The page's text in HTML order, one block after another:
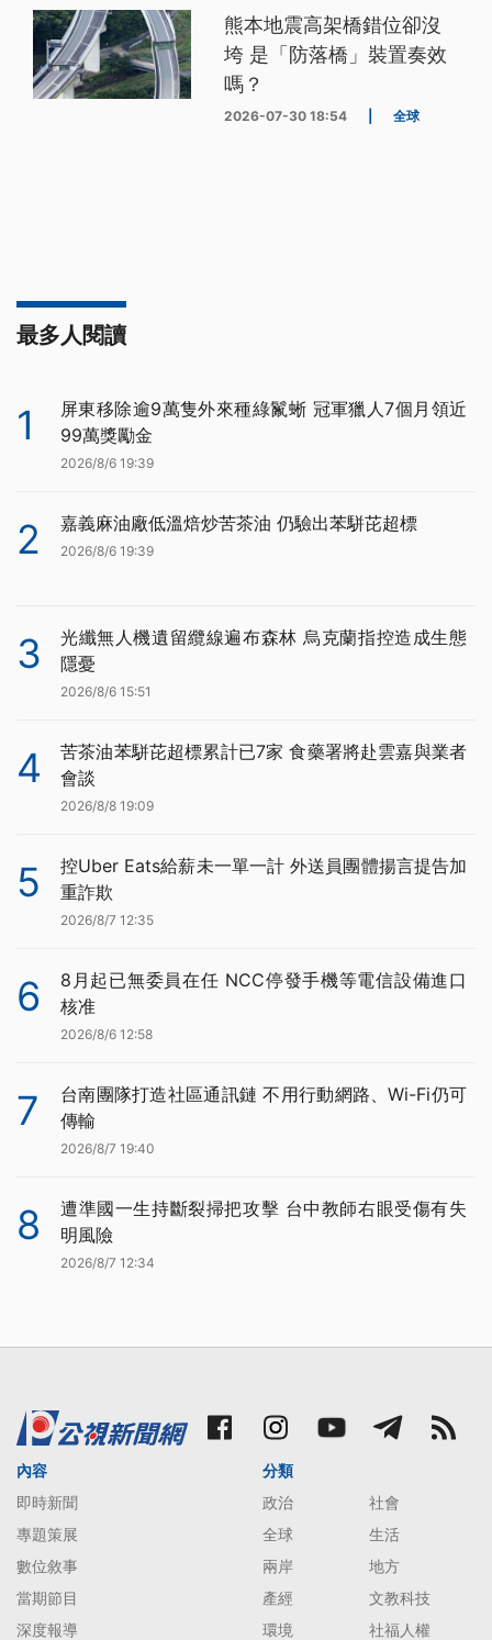
熊本地震高架橋錯位卻沒
垮 是「防落橋」裝置奏效
嗎？
2026-07-30 18:54 全球
最多人閱讀
1
屏東移除逾9萬隻外來種綠鬣蜥 冠軍獵人7個月領近
99萬獎勵金
2026/8/6 19:39
2 嘉義麻油廠低溫焙炒苦茶油 仍驗出苯駢芘超標
2026/8/6 19:39
3
光纖無人機遺留纜線遍布森林 烏克蘭指控造成生態
隱憂
2026/8/6 15:51
4
苦茶油苯駢芘超標累計已7家 食藥署將赴雲嘉與業者
會談
2026/8/8 19:09
5
控Uber Eats給薪未一單一計 外送員團體揚言提告加
重詐欺
2026/8/7 12:35
6
8月起已無委員在任 NCC停發手機等電信設備進口
核准
2026/8/6 12:58
7
台南團隊打造社區通訊鏈 不用行動網路、Wi-Fi仍可
傳輸
2026/8/7 19:40
8
遭準國一生持斷裂掃把攻擊 台中教師右眼受傷有失
明風險
2026/8/7 12:34
內容
即時新聞
專題策展
數位敘事
當期節目
深度報導
分類
政治
社會
全球
生活
兩岸
地方
產經
文教科技
環境
社福人權